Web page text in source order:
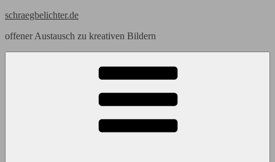
Skip
content
schraegbelichter.de
offener Austausch zu kreativen Bildern